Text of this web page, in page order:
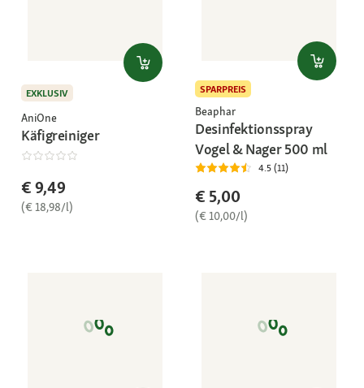
EXKLUSIV
AniOne
Käfigreiniger
€ 9,49
(€ 18,98/l)
SPARPREIS
Beaphar
Desinfektionsspray
Vogel & Nager 500 ml
4.5 (11)
€ 5,00
(€ 10,00/l)